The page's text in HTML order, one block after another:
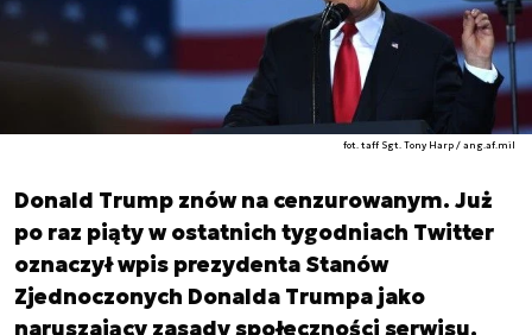
fot. taff Sgt. Tony Harp / ang.af.mil
Donald Trump znów na cenzurowanym. Już
po raz piąty w ostatnich tygodniach Twitter
oznaczył wpis prezydenta Stanów
Zjednoczonych Donalda Trumpa jako
naruszający zasady społeczności serwisu.